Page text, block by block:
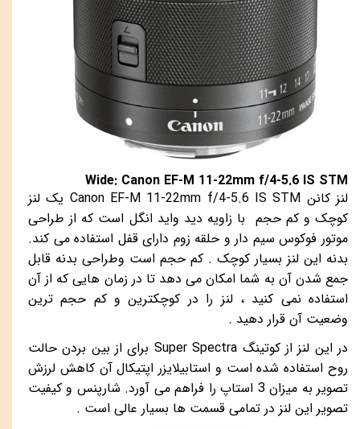
Wide: Canon EF-M 11-22mm f/4-5.6 IS STM
لنز کانن Canon EF-M 11-22mm f/4-5.6 IS STM یک لنز
کوچک و کم حجم با زاویه دید واید انگل است که از طراحی
موتور فوکوس سیم دار و حلقه زوم دارای قفل استفاده می کند.
بدنه این لنز بسیار کوچک . کم حجم است وطراحی بدنه قابل
جمع شدن آن به شما امکان می دهد تا در زمان هایی که از آن
استفاده نمی کنید ، لنز را در کوچکترین و کم حجم ترین
وضعیت آن قرار دهید .
در این لنز از کوتینگ Super Spectra برای از بین بردن حالت
روح استفاده شده است و استابیلایزر اپتیکال آن کاهش لرزش
تصویر به میزان 3 استاپ را فراهم می آورد. شارپنس و کیفیت
تصویر این لنز در تمامی قسمت ها بسیار عالی است .